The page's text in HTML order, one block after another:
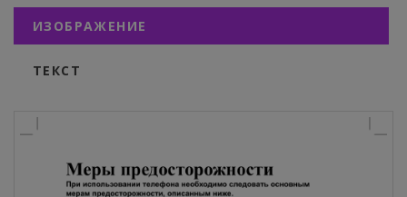
ИЗОБРАЖЕНИЕ
ТЕКСТ